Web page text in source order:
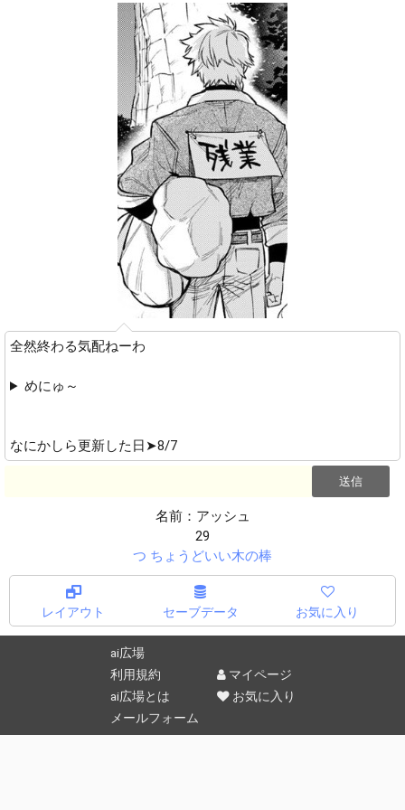
全然終わる気配ねーわ
めにゅ～
なにかしら更新した日➤8/7
名前：アッシュ
29
つ ちょうどいい木の棒
レイアウト セーブデータ お気に入り
ai広場
利用規約
ai広場とは
メールフォーム
マイページ
お気に入り